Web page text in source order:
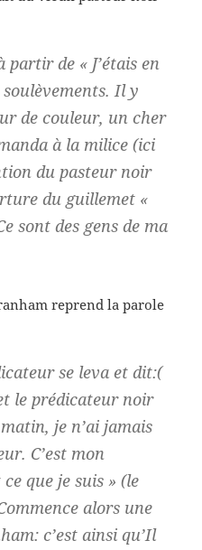
partir de « J’étais en
Il y
de couleur, un cher
à la milice (ici
du pasteur noir
du guillemet «
sont des gens de ma
reprend la parole
se leva et dit:(
le prédicateur noir
matin, je n’ai jamais
C’est mon
que je suis » (le
alors une
c’est ainsi qu’Il